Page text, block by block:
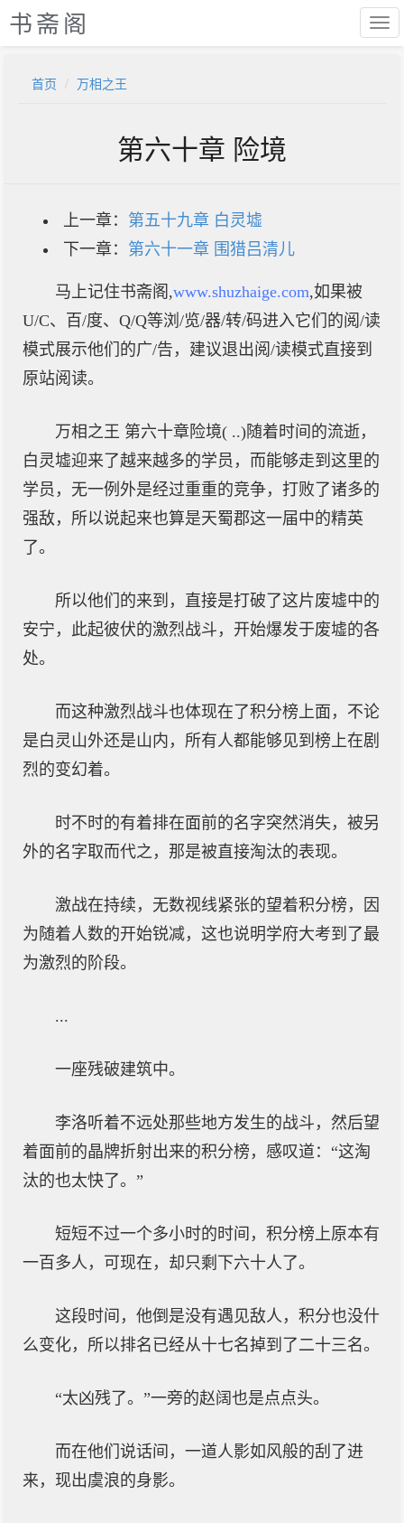
书斋阁
首页 万相之王
第六十章 险境
上一章： 第五十九章 白灵墟
下一章： 第六十一章 围猎吕清儿
马上记住书斋阁,www.shuzhaige.com,如果被
U/C、百/度、Q/Q等浏/览/器/转/码进入它们的阅/读
模式展示他们的广/告，建议退出阅/读模式直接到
原站阅读。
万相之王 第六十章险境( ..)随着时间的流逝，
白灵墟迎来了越来越多的学员，而能够走到这里的
学员，无一例外是经过重重的竞争，打败了诸多的
强敌，所以说起来也算是天蜀郡这一届中的精英
了。
所以他们的来到，直接是打破了这片废墟中的
安宁，此起彼伏的激烈战斗，开始爆发于废墟的各
处。
而这种激烈战斗也体现在了积分榜上面，不论
是白灵山外还是山内，所有人都能够见到榜上在剧
烈的变幻着。
时不时的有着排在面前的名字突然消失，被另
外的名字取而代之，那是被直接淘汰的表现。
激战在持续，无数视线紧张的望着积分榜，因
为随着人数的开始锐减，这也说明学府大考到了最
为激烈的阶段。
...
一座残破建筑中。
李洛听着不远处那些地方发生的战斗，然后望
着面前的晶牌折射出来的积分榜，感叹道：“这淘
汰的也太快了。”
短短不过一个多小时的时间，积分榜上原本有
一百多人，可现在，却只剩下六十人了。
这段时间，他倒是没有遇见敌人，积分也没什
么变化，所以排名已经从十七名掉到了二十三名。
“太凶残了。”一旁的赵阔也是点点头。
而在他们说话间，一道人影如风般的刮了进
来，现出虞浪的身影。